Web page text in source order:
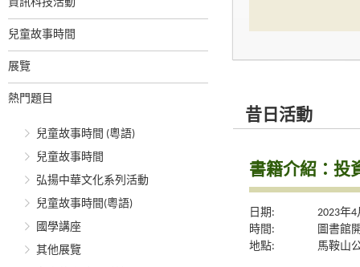
資訊科技活動
兒童故事時間
展覽
熱門題目
兒童故事時間 (粵語)
兒童故事時間
弘揚中華文化系列活動
兒童故事時間(粵語)
國學講座
其他展覽
昔日活動
書籍介紹：投
日期:
2023年
時間:
圖書館
地點:
馬鞍山